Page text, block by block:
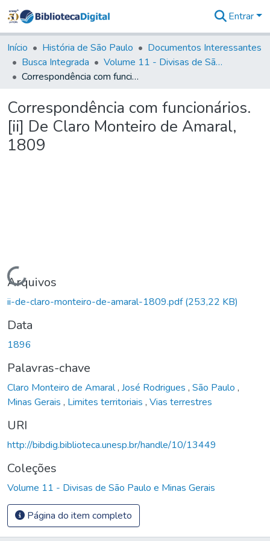
&
Coleções
Tudo na
Biblioteca
Estatísticas
Entrar
Início História de São Paulo
Documentos Interessantes
Busca Integrada
Volume 11 - Divisas de São Paulo e Minas Gerais
Correspondência com funcionários. [ii] De Claro Monteiro de Amaral, 1809
Correspondência com funcionários.
[ii] De Claro Monteiro de Amaral,
1809
Carregando...
Arquivos
ii-de-claro-monteiro-de-amaral-1809.pdf(253,22 KB)
Data
1896
Palavras-chave
Claro Monteiro de Amaral, José Rodrigues , São Paulo ,
Minas Gerais , Limites territoriais , Vias terrestres
URI
http://bibdig.biblioteca.unesp.br/handle/10/13449
Coleções
Volume 11 - Divisas de São Paulo e Minas Gerais
Página do item completo